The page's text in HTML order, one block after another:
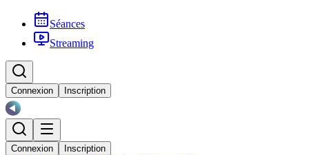
Séances
Streaming
Connexion Inscription
Connexion Inscription